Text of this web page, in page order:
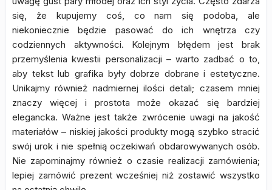
się, że kupujemy coś, co nam się podoba, ale
niekoniecznie będzie pasować do ich wnętrza czy
codziennych aktywności. Kolejnym błędem jest brak
przemyślenia kwestii personalizacji – warto zadbać o to,
aby tekst lub grafika były dobrze dobrane i estetyczne.
Unikajmy również nadmiernej ilości detali; czasem mniej
znaczy więcej i prostota może okazać się bardziej
elegancka. Ważne jest także zwrócenie uwagi na jakość
materiałów – niskiej jakości produkty mogą szybko stracić
swój urok i nie spełnią oczekiwań obdarowywanych osób.
Nie zapominajmy również o czasie realizacji zamówienia;
lepiej zamówić prezent wcześniej niż zostawić wszystko